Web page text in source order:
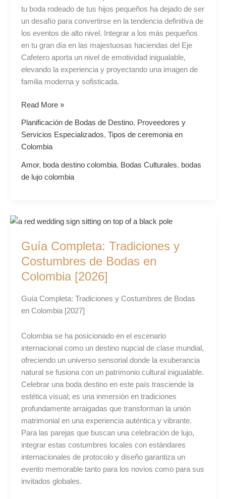
tu boda rodeado de tus hijos pequeños ha dejado de ser
un desafío para convertirse en la tendencia definitiva de
los eventos de alto nivel. Integrar a los más pequeños
en tu gran día en las majestuosas haciendas del Eje
Cafetero aporta un nivel de emotividad inigualable,
elevando la experiencia y proyectando una imagen de
familia moderna y sofisticada.
Read More »
Planificación de Bodas de Destino, Proveedores y
Servicios Especializados, Tipos de ceremonia en
Colombia
Amor, boda destino colombia, Bodas Culturales, bodas
de lujo colombia
Guía Completa: Tradiciones y
Costumbres de Bodas en
Colombia [2026]
Guía Completa: Tradiciones y Costumbres de Bodas
en Colombia [2027]
Colombia se ha posicionado en el escenario
internacional como un destino nupcial de clase mundial,
ofreciendo un universo sensorial donde la exuberancia
natural se fusiona con un patrimonio cultural inigualable.
Celebrar una boda destino en este país trasciende la
estética visual; es una inmersión en tradiciones
profundamente arraigadas que transforman la unión
matrimonial en una experiencia auténtica y vibrante.
Para las parejas que buscan una celebración de lujo,
integrar estas costumbres locales con estándares
internacionales de protocolo y diseño garantiza un
evento memorable tanto para los novios como para sus
invitados globales.
Guía
Tradiciones
y
de